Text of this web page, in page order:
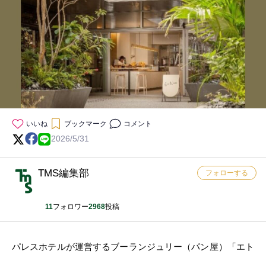
いいね ブックマーク コメント
2026/5/31
TMS編集部
11フォロワー2968投稿
フォローする
パレスホテルが運営するブーランジュリー（パン屋）「エト